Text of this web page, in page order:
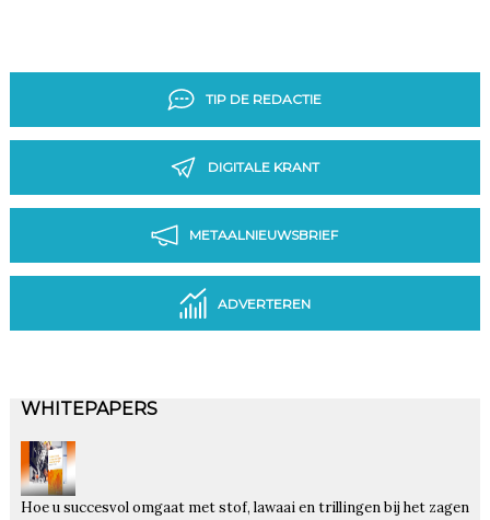
TIP DE REDACTIE
DIGITALE KRANT
METAALNIEUWSBRIEF
ADVERTEREN
WHITEPAPERS
Hoe u succesvol omgaat met stof, lawaai en trillingen bij het zagen